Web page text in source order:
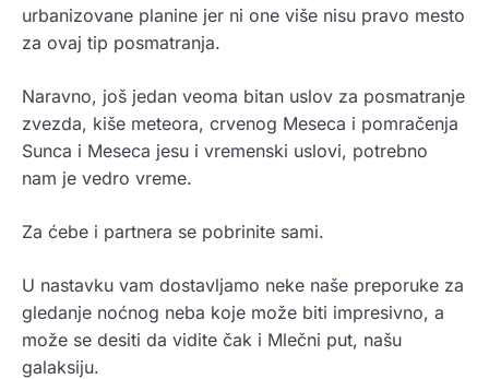
urbanizovane planine jer ni one više nisu pravo mesto
za ovaj tip posmatranja.
Naravno, još jedan veoma bitan uslov za posmatranje
zvezda, kiše meteora, crvenog Meseca i pomračenja
Sunca i Meseca jesu i vremenski uslovi, potrebno
nam je vedro vreme.
Za ćebe i partnera se pobrinite sami.
U nastavku vam dostavljamo neke naše preporuke za
gledanje noćnog neba koje može biti impresivno, a
može se desiti da vidite čak i Mlečni put, našu
galaksiju.